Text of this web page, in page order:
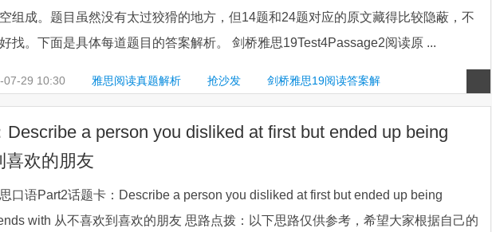
组成。题目虽然没有太过狡猾的地方，但14题和24题对应的原文藏得比较隐蔽，不
找。下面是具体每道题目的答案解析。 剑桥雅思19Test4Passage2阅读原 ...
07-29 10:30 雅思阅读真题解析 抢沙发
剑桥雅思19阅读答案解
more
a person you disliked at first but ended up being
喜欢的朋友
口语Part2话题卡：Describe a person you disliked at first but ended up being
with 从不喜欢到喜欢的朋友 思路点拨：以下思路仅供参考，希望大家根据自己的